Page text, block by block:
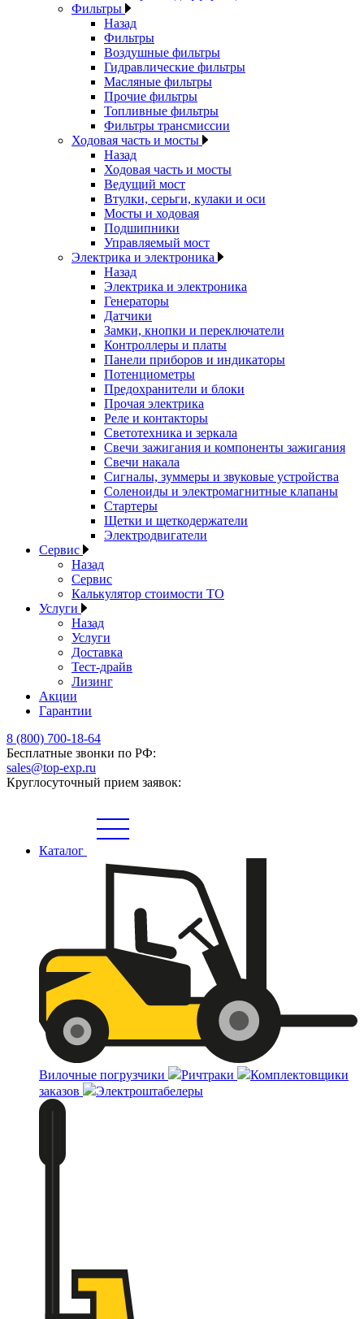
Фильтры
Назад
Фильтры
Воздушные фильтры
Гидравлические фильтры
Масляные фильтры
Прочие фильтры
Топливные фильтры
Фильтры трансмиссии
Ходовая часть и мосты
Назад
Ходовая часть и мосты
Ведущий мост
Втулки, серьги, кулаки и оси
Мосты и ходовая
Подшипники
Управляемый мост
Электрика и электроника
Назад
Электрика и электроника
Генераторы
Датчики
Замки, кнопки и переключатели
Контроллеры и платы
Панели приборов и индикаторы
Потенциометры
Предохранители и блоки
Прочая электрика
Реле и контакторы
Светотехника и зеркала
Свечи зажигания и компоненты зажигания
Свечи накала
Сигналы, зуммеры и звуковые устройства
Соленоиды и электромагнитные клапаны
Стартеры
Щетки и щеткодержатели
Электродвигатели
Сервис
Назад
Сервис
Калькулятор стоимости ТО
Услуги
Назад
Услуги
Доставка
Тест-драйв
Лизинг
Акции
Гарантии
8 (800) 700-18-64
Бесплатные звонки по РФ:
sales@top-exp.ru
Круглосуточный прием заявок:
Каталог
Вилочные погрузчики Ричтраки
Комплектовщики
заказов
Электроштабелеры